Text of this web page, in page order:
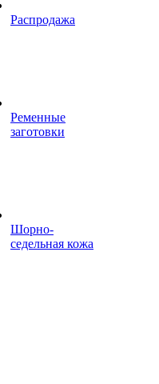
Распродажа
Ременные
заготовки
Шорно-
седельная кожа